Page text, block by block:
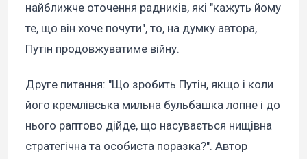
найближче оточення радників, які "кажуть йому
те, що він хоче почути", то, на думку автора,
Путін продовжуватиме війну.
Друге питання: "Що зробить Путін, якщо і коли
його кремлівська мильна бульбашка лопне і до
нього раптово дійде, що насувається нищівна
стратегічна та особиста поразка?". Автор